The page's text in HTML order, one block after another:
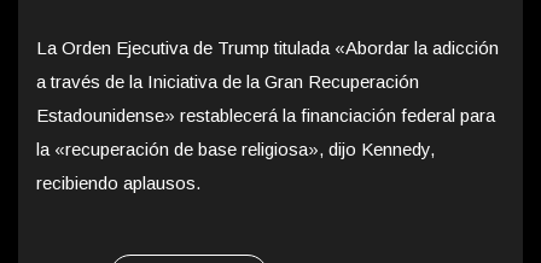
La Orden Ejecutiva de Trump titulada «Abordar la adicción
a través de la Iniciativa de la Gran Recuperación
Estadounidense» restablecerá la financiación federal para
la «recuperación de base religiosa», dijo Kennedy,
recibiendo aplausos.